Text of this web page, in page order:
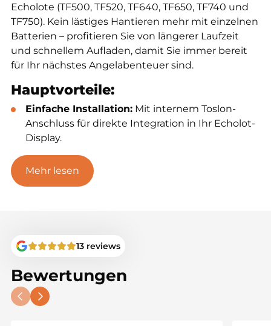
Echolote (TF500, TF520, TF640, TF650, TF740 und
TF750). Kein lästiges Hantieren mehr mit einzelnen
Batterien – profitieren Sie von längerer Laufzeit
und schnellem Aufladen, damit Sie immer bereit
für Ihr nächstes Angelabenteuer sind.
Hauptvorteile:
Einfache Installation: Mit internem Toslon-
Anschluss für direkte Integration in Ihr Echolot-
Display.
Effizientes Laden:
Schnellladegerät minimiert Ausfallzeiten
zwischen den Sitzungen.
neuesten Toslon-Modelle ohne AA-
Batteriefächer.
Kompatible Modelle:
TF500
Mehr lesen
13 reviews
Bewertungen